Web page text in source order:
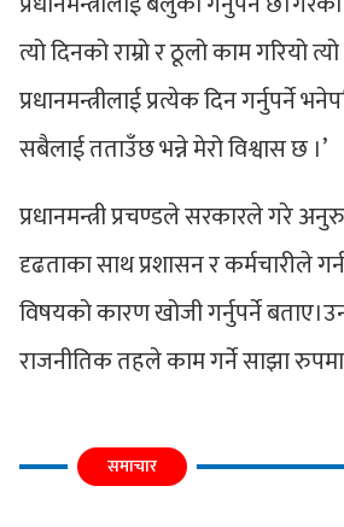
त्यो दिनको राम्रो र ठूलो काम गरियो
प्रधानमन्त्रीलाई प्रत्येक दिन गर्नुपर्ने
सबैलाई तताउँछ भन्ने मेरो विश्वास छ ।’
प्रधानमन्त्री प्रचण्डले सरकारले गरे
दृढताका साथ प्रशासन र कर्मचारीले
विषयको कारण खोजी गर्नुपर्ने
राजनीतिक तहले काम गर्ने साझा रुपमा
समाचार